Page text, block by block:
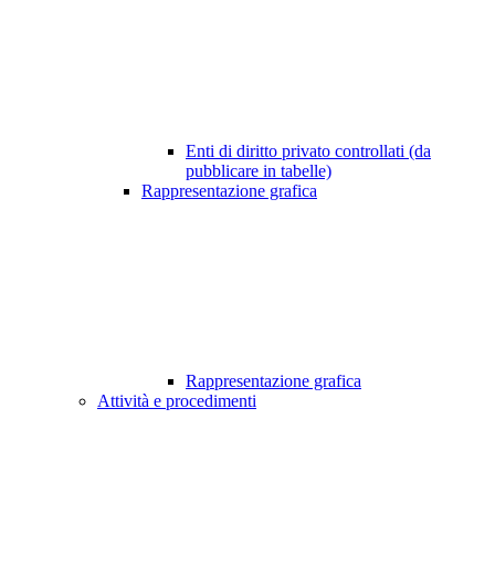
Enti di diritto privato controllati (da
pubblicare in tabelle)
Rappresentazione grafica
Rappresentazione grafica
Attività e procedimenti